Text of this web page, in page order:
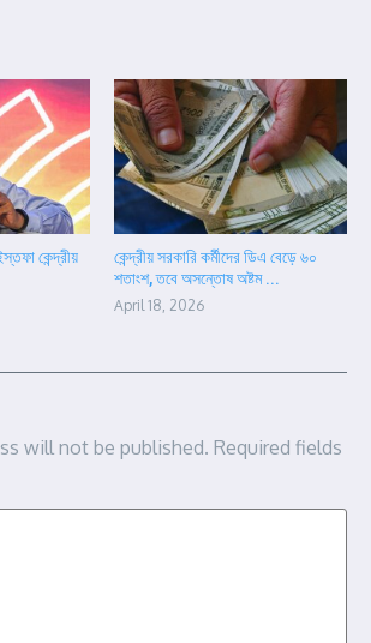
কেন্দ্রীয়
কেন্দ্রীয় সরকারি কর্মীদের ডিএ বেড়ে ৬০
শতাংশ, তবে অসন্তোষ অষ্টম ...
April 18, 2026
will not be published. Required fields